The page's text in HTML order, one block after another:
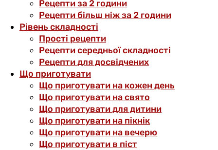
Рецепти за 2 години
Рецепти більш ніж за 2 години
Рівень складності
Прості рецепти
Рецепти середньої складності
Рецепти для досвідчених
Що приготувати
Що приготувати на кожен день
Що приготувати на свято
Що приготувати для дитини
Що приготувати на пікнік
Що приготувати на вечерю
Що приготувати в піст